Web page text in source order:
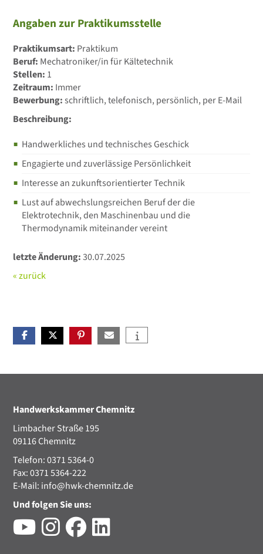
Angaben zur Praktikumsstelle
Praktikumsart: Praktikum
Beruf: Mechatroniker/in für Kältetechnik
Stellen: 1
Zeitraum: Immer
Bewerbung:schriftlich, telefonisch, persönlich, per E-Mail
Beschreibung:
Handwerkliches und technisches Geschick
Engagierte und zuverlässige Persönlichkeit
Interesse an zukunftsorientierter Technik
Lust auf abwechslungsreichen Beruf der die
Elektrotechnik, den Maschinenbau und die
Thermodynamik miteinander vereint
letzte Änderung:30.07.2025
« zurück
Handwerkskammer Chemnitz
Limbacher Straße 195
09116 Chemnitz
Telefon: 0371 5364-0
Fax: 0371 5364-222
E-Mail: info@hwk-chemnitz.de
Und folgen Sie uns: